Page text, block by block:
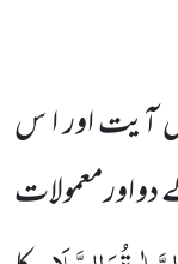
آیت اور ا س
دو اورمعمولات